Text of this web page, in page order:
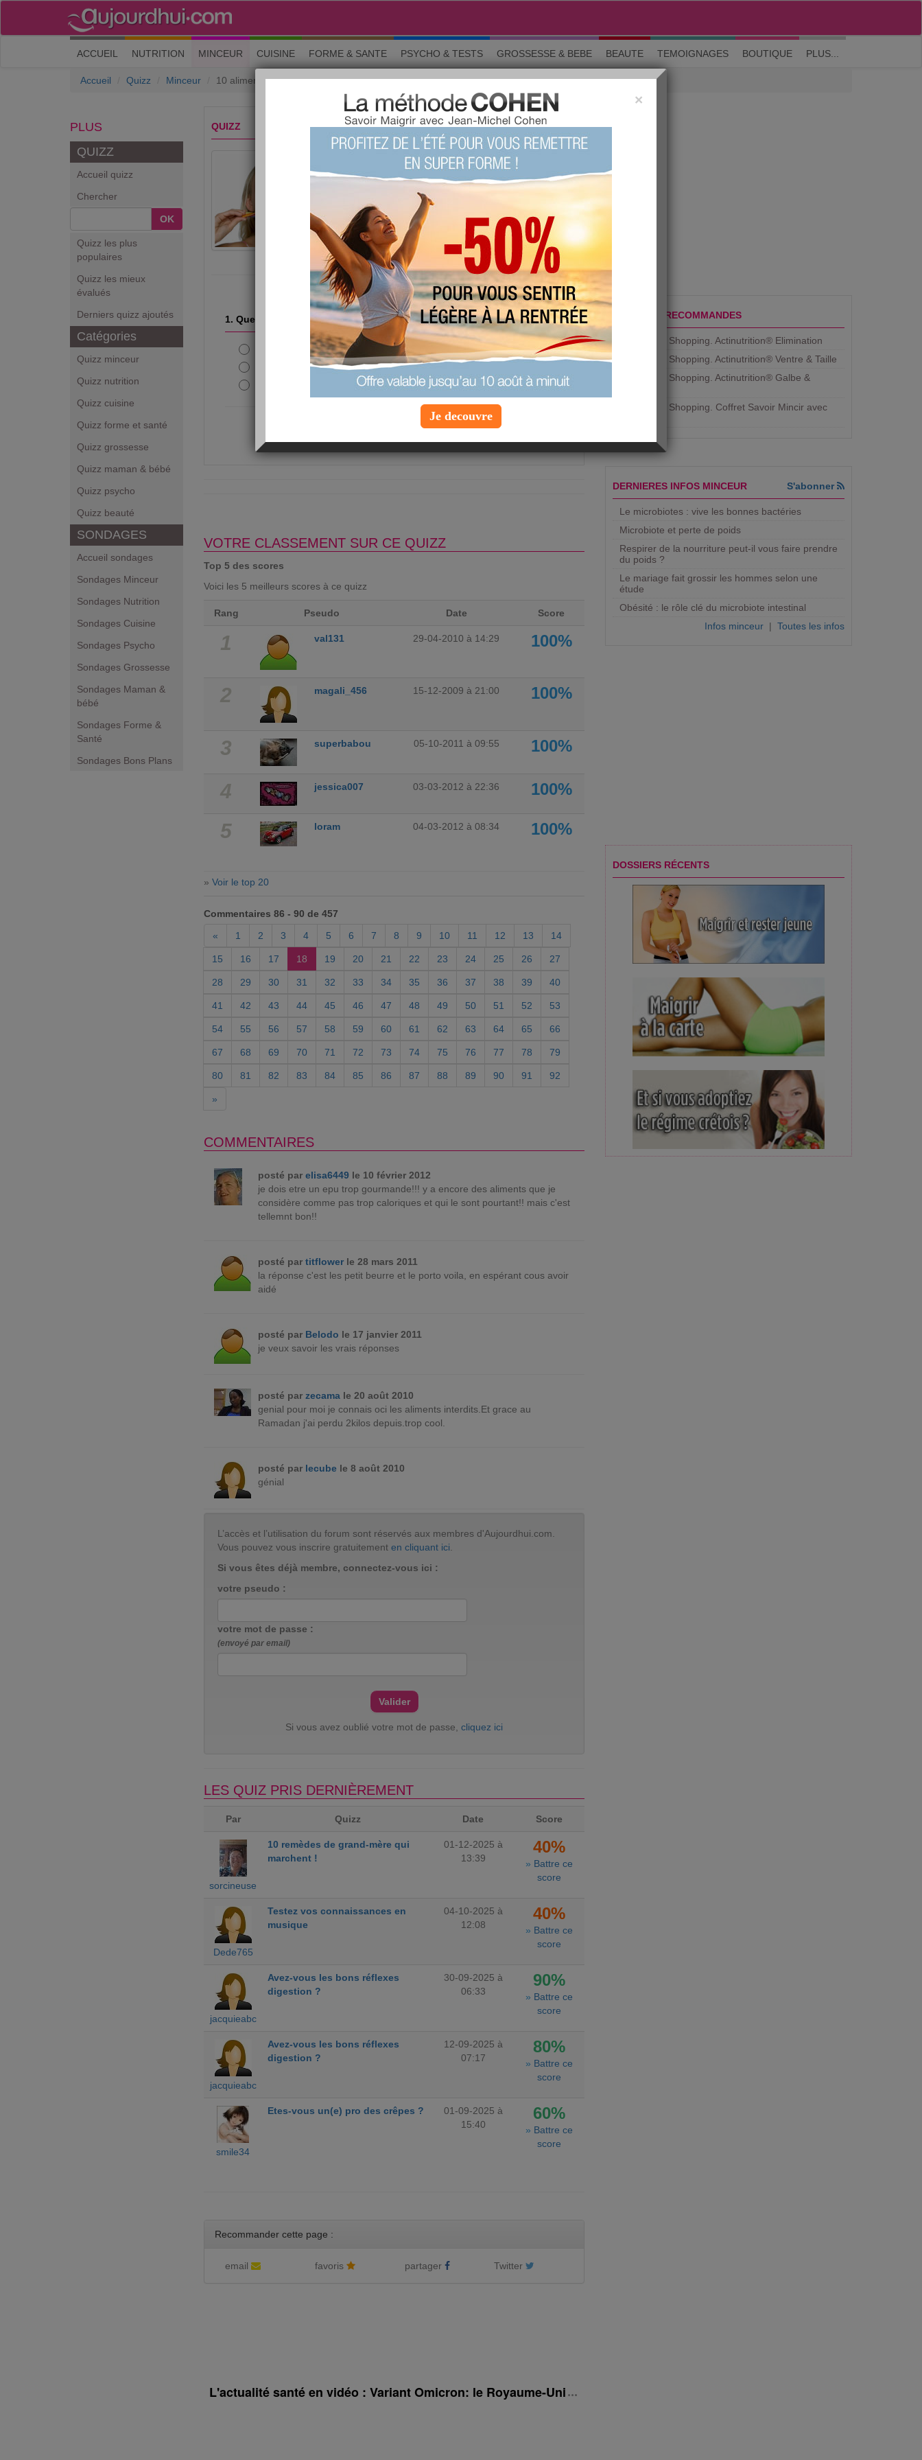
M'inscrire| Me connecter| ? Visite guidée
ACCUEIL (current)
NUTRITION MINCEUR CUISINE FORME & SANTE PSYCHO & TESTS GROSSESSE & BEBE BEAUTE TEMOIGNAGES BOUTIQUE PLUS...
Accueil Quizz Minceur 10 aliments interdits pendant le régime
PLUS
QUIZZ
Accueil quizz
Chercher
OK
Quizz les plus
populaires
Quizz les mieux
évalués
Derniers quizz ajoutés
Catégories
Quizz minceur
Quizz nutrition
Quizz cuisine
Quizz forme et santé
Quizz grossesse
Quizz maman & bébé
Quizz psycho
Quizz beauté
SONDAGES
Accueil sondages
Sondages Minceur
Sondages Nutrition
Sondages Cuisine
Sondages Psycho
Sondages Grossesse
Sondages Maman &
bébé
Sondages Forme &
Santé
Sondages Bons Plans
QUIZZ
10 aliments interdits pendant le
régime?
+1977 Le quizz du siècle !(fait
98924 fois)
Score moyen : 73 %
Questions 1 sur 10
1. Quelle boisson est déconseillée lorsque l'on fait un régime ?
Le coca-cola
Le jus de fruit frais
VOTRE CLASSEMENT SUR CE QUIZZ
Top 5 des scores
Voici les 5 meilleurs scores à ce quizz
Rang Pseudo Date Score
1 val131 29-04-2010 à 14:29 100%
2 magali_456 15-12-2009 à 21:00 100%
3 superbabou 05-10-2011 à 09:55 100%
4 jessica007 03-03-2012 à 22:36 100%
5 loram 04-03-2012 à 08:34 100%
» Voir le top 20
Commentaires 86 - 90 de 457
«
1 2 3 4 5 6 7 8 9 10 11 12 13 14
15 16 17 18 19 20 21 22 23 24 25 26 27
28 29 30 31 32 33 34 35 36 37 38 39 40
41 42 43 44 45 46 47 48 49 50 51 52 53
54 55 56 57 58 59 60 61 62 63 64 65 66
67 68 69 70 71 72 73 74 75 76 77 78 79
80 81 82 83 84 85 86 87 88 89 90 91 92
»
COMMENTAIRES
posté parelisa6449 le 10 février 2012
je dois etre un epu trop gourmande!!! y a encore des aliments que je
considère comme pas trop caloriques et qui le sont pourtant!! mais c'est
tellemnt bon!!
posté partitflower le 28 mars 2011
la réponse c'est les petit beurre et le porto voila, en espérant cous avoir
aidé
posté par Belodo le 17 janvier 2011
je veux savoir les vrais réponses
posté parzecama le 20 août 2010
genial pour moi je connais oci les aliments interdits.Et grace au
Ramadan j'ai perdu 2kilos depuis.trop cool.
posté par lecube le 8 août 2010
génial
L’accès et l’utilisation du forum sont réservés aux membres d'Aujourdhui.com.
Vous pouvez vous inscrire gratuitement en cliquant ici
Si vous êtes déjà membre, connectez-vous ici :
votre pseudo :
votre mot de passe :
(envoyé par email)
Si vous avez oublié votre mot de passe, cliquez ici
LES QUIZ PRIS DERNIÈREMENT
Par Quizz Date Score
sorcineuse
10 remèdes de grand-mère qui
marchent !
01-12-2025 à
13:39
40%
» Battre ce
score
Dede765
Testez vos connaissances en
musique
04-10-2025 à
12:08
40%
» Battre ce
score
jacquieabc
Avez-vous les bons réflexes
digestion ?
30-09-2025 à
06:33
90%
» Battre ce
score
jacquieabc
Avez-vous les bons réflexes
digestion ?
12-09-2025 à
07:17
80%
» Battre ce
score
smile34
Etes-vous un(e) pro des crêpes ?
01-09-2025 à
15:40
60%
» Battre ce
score
Recommander cette page :
email favoris partager Twitter
L'actualité santé en vidéo : Variant Omicron: le Royaume-Uni rehausse son niveau d'alerte, une première en 7 mois
PRODUITS RECOMMANDES
Aujourdhui Shopping. Actinutrition® Elimination
Aujourdhui Shopping. Actinutrition® Ventre & Taille
Aujourdhui Shopping. Actinutrition® Galbe &
Aujourdhui Shopping. ​Coffret Savoir Mincir avec
DERNIERES INFOS MINCEUR S'abonner
Le microbiotes : vive les bonnes bactéries
Microbiote et perte de poids
Respirer de la nourriture peut-il vous faire prendre
du poids ?
Le mariage fait grossir les hommes selon une
étude
Obésité : le rôle clé du microbiote intestinal
Infos minceur | Toutes les infos
DOSSIERS RÉCENTS
×
Je decouvre